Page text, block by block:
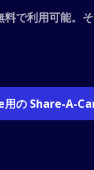
で利用可能。
の Share-A-